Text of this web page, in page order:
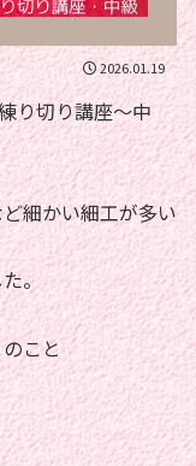
2026.01.19
り切り講座〜中
細かい細工が多い
。
こと